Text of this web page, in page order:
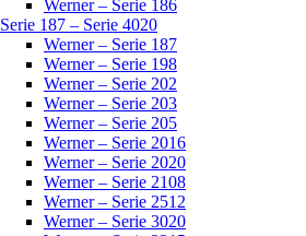
Werner – Serie 186
Serie 187 – Serie 4020
Werner – Serie 187
Werner – Serie 198
Werner – Serie 202
Werner – Serie 203
Werner – Serie 205
Werner – Serie 2016
Werner – Serie 2020
Werner – Serie 2108
Werner – Serie 2512
Werner – Serie 3020